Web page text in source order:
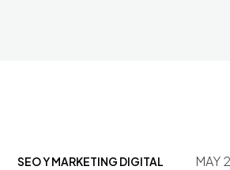
SEO Y MARKETING DIGITAL MAY